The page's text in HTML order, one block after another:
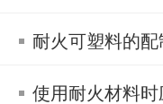
耐火可塑料的配
使用耐火材料